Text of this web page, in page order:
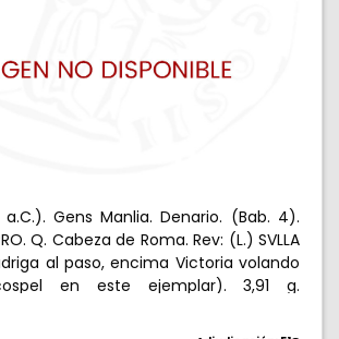
Gens Manlia. Denario. (Bab. 4).
Q. Cabeza de Roma. Rev: (L.) SVLLA
al paso, encima Victoria volando
en este ejemplar). 3,91 g.